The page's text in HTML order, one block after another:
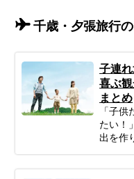
千歳・夕張旅行
子連
喜ぶ
まとめ
「子
たい！
出を作